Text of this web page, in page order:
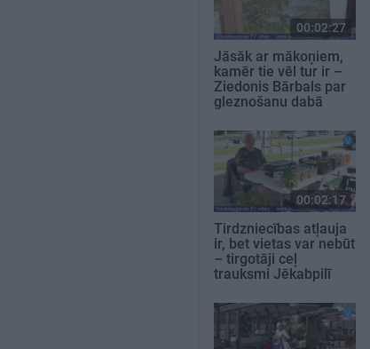
00:02:27
Jāsāk ar mākoņiem,
kamēr tie vēl tur ir –
Ziedonis Bārbals par
gleznošanu dabā
00:02:17
Tirdzniecības atļauja
ir, bet vietas var nebūt
– tirgotāji ceļ
trauksmi Jēkabpilī